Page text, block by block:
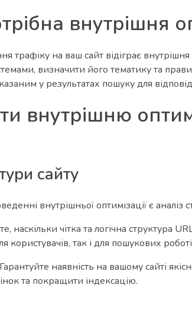
внутрішня
трафіку на ваш сайт відіграє
визначити його тематику та
у результатах пошуку для
внутрішню
сайту
внутрішньої оптимізації є аналіз
наскільки чітка та логічна структура
користувачів, так і для пошукових
наявність на вашому сайті
та покращити індексацію.